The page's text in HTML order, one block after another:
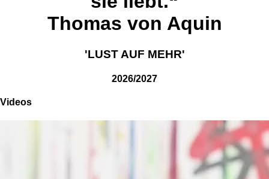
Thomas von Aquin
'LUST AUF MEHR'
2026/2027
Videos